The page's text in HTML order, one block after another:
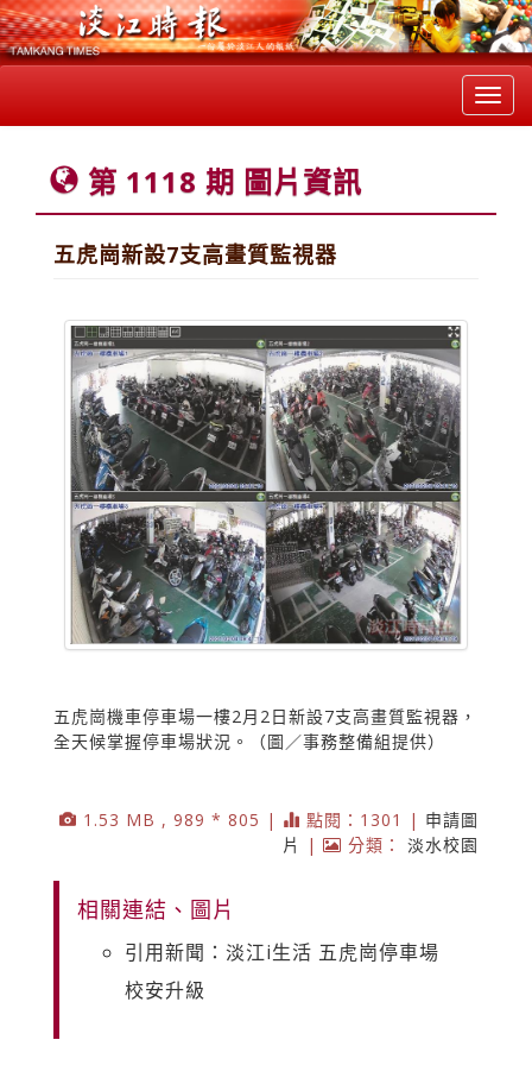
第 1118 期 圖片資訊
五虎崗新設7支高畫質監視器
五虎崗機車停車場一樓2月2日新設7支高畫質監視器，
全天候掌握停車場狀況。（圖／事務整備組提供）
1.53 MB , 989 * 805 | 點閱：1301 | 申請圖
片
| 分類： 淡水校園
相關連結、圖片
引用新聞：淡江i生活 五虎崗停車場
校安升級